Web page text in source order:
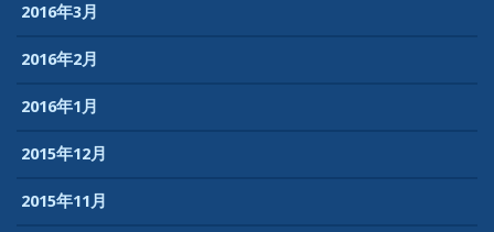
2016年3月
2016年2月
2016年1月
2015年12月
2015年11月